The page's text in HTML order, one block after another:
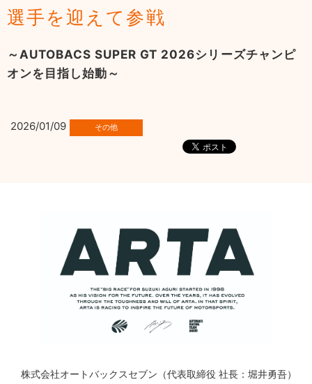
選手を迎えて参戦
～AUTOBACS SUPER GT 2026シリーズチャンピ
オンを目指し始動～
2026/01/09
株式会社オートバックスセブン（代表取締役 社長：堀井勇吾）